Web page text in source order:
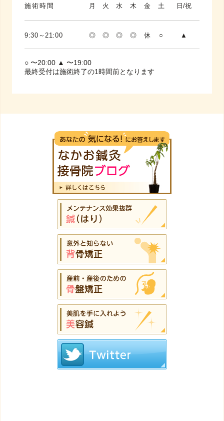
施術時間 月 火 水 木 金 土 日/祝
9:30～21:00 ◎ ◎ ◎ ◎ 休 ○ ▲
○ 〜20:00 ▲ 〜19:00
最終受付は施術終了の1時間前となります